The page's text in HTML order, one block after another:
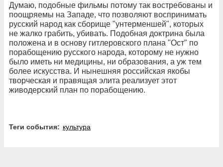
Думаю, подобные фильмы потому так востребованы и
поощряемы на Западе, что позволяют воспринимать
русский народ как сборище "унтерменшей", которых
не жалко грабить, убивать. Подобная доктрина была
положена и в основу гитлеровского плана "Ост" по
порабощению русского народа, которому не нужно
было иметь ни медицины, ни образования, а уж тем
более искусства. И нынешняя российская якобы
творческая и правящая элита реализует этот
живодерский план по порабощению.
Теги события: культура